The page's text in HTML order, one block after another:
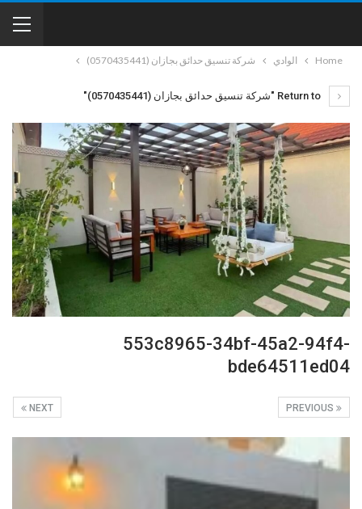
Home الوادي شركة تنسيق حدائق بجازان (0570435441)
553c8965-34bf-45a2-94f4-
bde64511ed04
NEXT